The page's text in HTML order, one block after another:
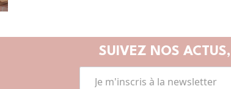
SUIVEZ NOS ACTUS,